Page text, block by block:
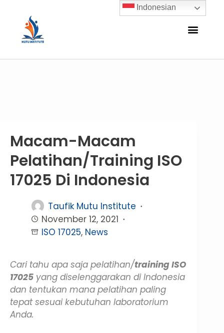
Macam-Macam
Pelatihan/Training ISO
17025 Di Indonesia
Taufik Mutu Institute
November 12, 2021
ISO 17025, News
Cari tahu apa saja pelatihan/training ISO
17025 yang diselenggarakan di Indonesia
dan tentukan mana pelatihan paling
tepat sesuai kebutuhan laboratorium
Anda.
Indonesian